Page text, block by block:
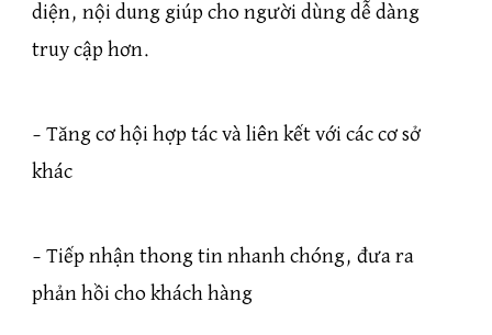
diện, nội dung giúp cho người dùng dễ dàng
truy cập hơn.
– Tăng cơ hội hợp tác và liên kết với các cơ sở
khác
– Tiếp nhận thong tin nhanh chóng, đưa ra
phản hồi cho khách hàng